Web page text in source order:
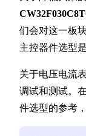
们会对这一板
主控器件选型
关于电压电流
调试和测试。
件选型的参考